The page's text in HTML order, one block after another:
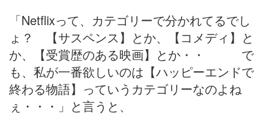
「Netflixって、カテゴリーで分かれてるでし
ょ？ 【サスペンス】とか、【コメディ】と
か、【受賞歴のある映画】とか・・ で
も、私が一番欲しいのは【ハッピーエンドで
終わる物語】っていうカテゴリーなのよね
ぇ・・・」と言うと、